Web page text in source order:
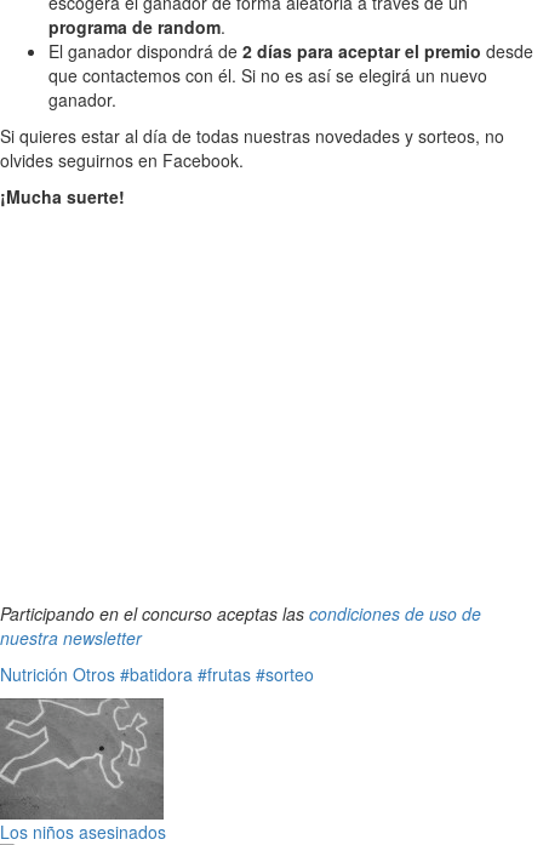
programa de random.
El ganador dispondrá de 2 días para aceptar el premio desde
que contactemos con él. Si no es así se elegirá un nuevo
ganador.
Si quieres estar al día de todas nuestras novedades y sorteos, no
olvides seguirnos en Facebook.
¡Mucha suerte!
Participando en el concurso aceptas las condiciones de uso de
nuestra newsletter
Nutrición Otros #batidora #frutas #sorteo
Los niños asesinados